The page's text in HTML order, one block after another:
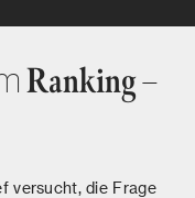
Ranking–
versucht, die Frage